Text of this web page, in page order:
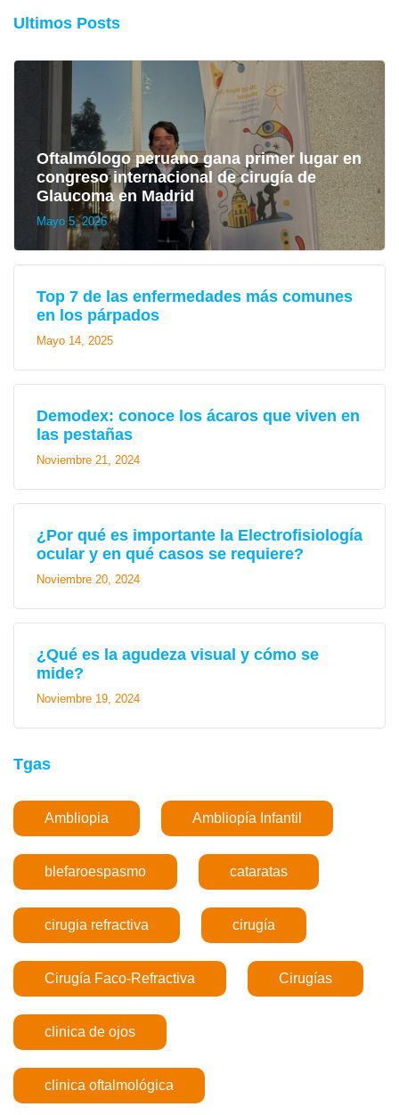
Ultimos Posts
Oftalmólogo peruano gana primer lugar en
congreso internacional de cirugía de
Glaucoma en Madrid
Mayo 5, 2026
Top 7 de las enfermedades más comunes
en los párpados
Mayo 14, 2025
Demodex: conoce los ácaros que viven en
las pestañas
Noviembre 21, 2024
¿Por qué es importante la Electrofisiología
ocular y en qué casos se requiere?
Noviembre 20, 2024
¿Qué es la agudeza visual y cómo se
mide?
Noviembre 19, 2024
Tgas
Ambliopia Ambliopía Infantil
blefaroespasmo cataratas
cirugia refractiva cirugía
Cirugía Faco-Refractiva Cirugías
clinica de ojos
clinica oftalmológica